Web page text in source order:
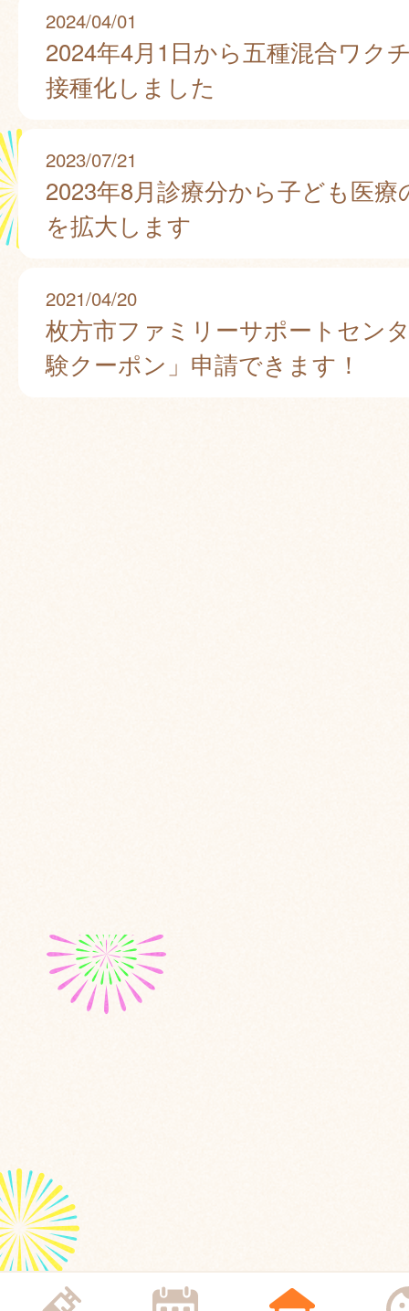
2024/04/01
2024年4月1日から五種混合ワク
接種化しました
2023/07/21
2023年8月診療分から子ども医療
を拡大します
2021/04/20
枚方市ファミリーサポートセン
験クーポン」申請できます！